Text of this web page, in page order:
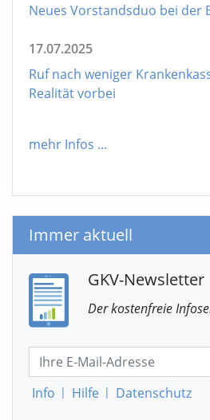
Neues Vorstandsduo bei der
17.07.2025
Ruf nach weniger
Realität vorbei
mehr Infos ...
Immer aktuell
GKV-Newsletter
Der kostenfreie
Info | Hilfe | Datenschutz